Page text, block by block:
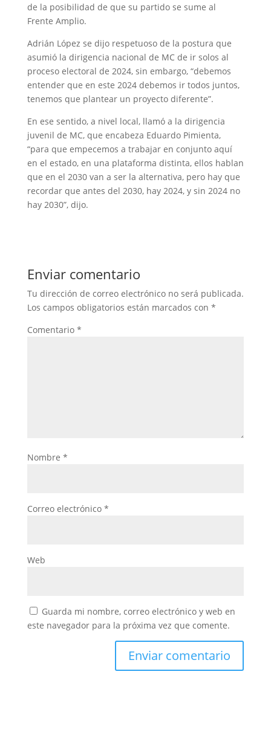
de la posibilidad de que su partido se sume al
Frente Amplio.
Adrián López se dijo respetuoso de la postura que
asumió la dirigencia nacional de MC de ir solos al
proceso electoral de 2024, sin embargo, “debemos
entender que en este 2024 debemos ir todos juntos,
tenemos que plantear un proyecto diferente”.
En ese sentido, a nivel local, llamó a la dirigencia
juvenil de MC, que encabeza Eduardo Pimienta,
“para que empecemos a trabajar en conjunto aquí
en el estado, en una plataforma distinta, ellos hablan
que en el 2030 van a ser la alternativa, pero hay que
recordar que antes del 2030, hay 2024, y sin 2024 no
hay 2030”, dijo.
Enviar comentario
Tu dirección de correo electrónico no será publicada.
Los campos obligatorios están marcados con *
Comentario *
Nombre *
Correo electrónico *
Web
Guarda mi nombre, correo electrónico y web en
este navegador para la próxima vez que comente.